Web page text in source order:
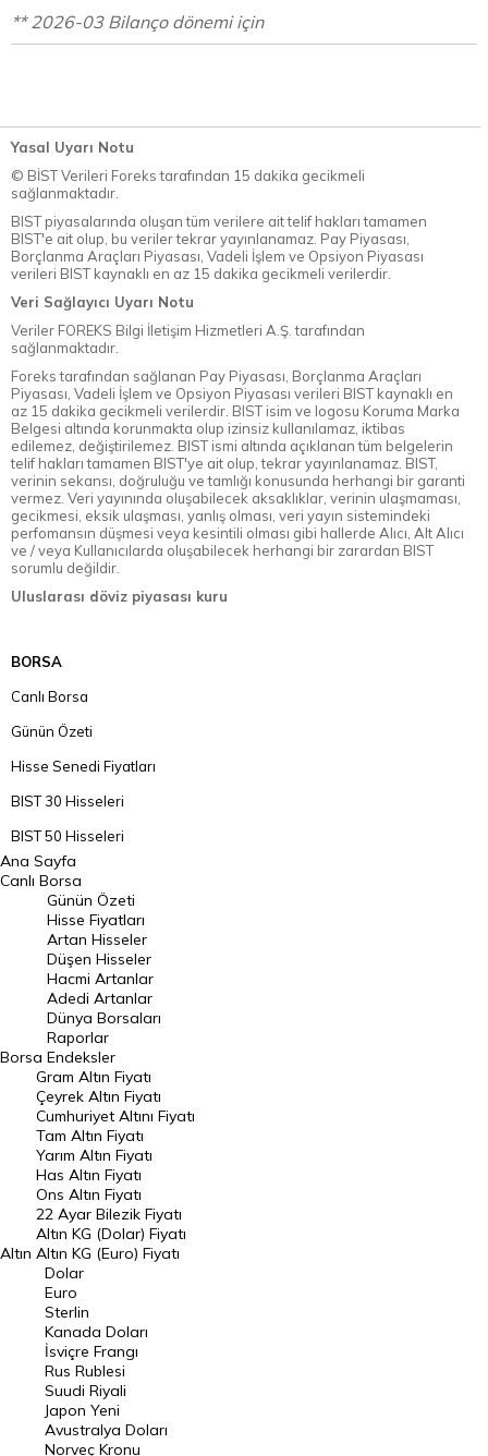
** 2026-03 Bilanço dönemi için
Yasal Uyarı Notu
© BİST Verileri Foreks tarafından 15 dakika gecikmeli
sağlanmaktadır.
BIST piyasalarında oluşan tüm verilere ait telif hakları tamamen
BIST'e ait olup, bu veriler tekrar yayınlanamaz. Pay Piyasası,
Borçlanma Araçları Piyasası, Vadeli İşlem ve Opsiyon Piyasası
verileri BIST kaynaklı en az 15 dakika gecikmeli verilerdir.
Veri Sağlayıcı Uyarı Notu
Veriler FOREKS Bilgi İletişim Hizmetleri A.Ş. tarafından
sağlanmaktadır.
Foreks tarafından sağlanan Pay Piyasası, Borçlanma Araçları
Piyasası, Vadeli İşlem ve Opsiyon Piyasası verileri BIST kaynaklı en
az 15 dakika gecikmeli verilerdir. BIST isim ve logosu Koruma Marka
Belgesi altında korunmakta olup izinsiz kullanılamaz, iktibas
edilemez, değiştirilemez. BIST ismi altında açıklanan tüm belgelerin
telif hakları tamamen BIST'ye ait olup, tekrar yayınlanamaz. BIST,
verinin sekansı, doğruluğu ve tamlığı konusunda herhangi bir garanti
vermez. Veri yayınında oluşabilecek aksaklıklar, verinin ulaşmaması,
gecikmesi, eksik ulaşması, yanlış olması, veri yayın sistemindeki
perfomansın düşmesi veya kesintili olması gibi hallerde Alıcı, Alt Alıcı
ve / veya Kullanıcılarda oluşabilecek herhangi bir zarardan BIST
sorumlu değildir.
Uluslarası döviz piyasası kuru
BORSA
Canlı Borsa
Günün Özeti
Hisse Senedi Fiyatları
BIST 30 Hisseleri
BIST 50 Hisseleri
BIST 100 Hisseleri
En Çok Artan Hisseler
En Çok Düşen Hisseler
Hacmi Artanlar
Geçmiş Kapanışlar
Dünya Borsaları
Raporlar
Endeksler
DÖVİZ
Döviz Kuru
Dolar Kuru
Euro Kuru
Pound Kuru
Frank Kuru
Riyal Kuru
Avustralya Doları
Danimarka Kronu Kuru
Ana Sayfa
Canlı Borsa
Borsa
Günün Özeti
Hisse Fiyatları
Artan Hisseler
Düşen Hisseler
Hacmi Artanlar
Adedi Artanlar
Dünya Borsaları
Raporlar
Endeksler
Altın
Gram Altın Fiyatı
Çeyrek Altın Fiyatı
Cumhuriyet Altını Fiyatı
Tam Altın Fiyatı
Yarım Altın Fiyatı
Has Altın Fiyatı
Ons Altın Fiyatı
22 Ayar Bilezik Fiyatı
Altın KG (Dolar) Fiyatı
Altın KG (Euro) Fiyatı
Dolar
Euro
Sterlin
Kanada Doları
İsviçre Frangı
Rus Rublesi
Suudi Riyali
Japon Yeni
Avustralya Doları
Norveç Kronu